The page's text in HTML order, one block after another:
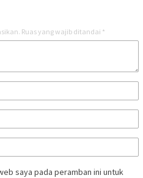
Ruas yang wajib ditandai *
saya pada peramban ini untuk